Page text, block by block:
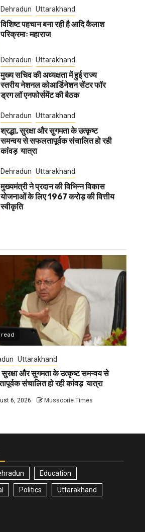
Dehradun Uttarakhand
विशिष्ट पहचान बना रही है आदि कैलाश
परिक्रमाः महाराज
Dehradun Uttarakhand
मुख्य सचिव की अध्यक्षता में हुई राज्य
स्तरीय नेशनल कोआर्डिनेशन सेंटर फॉर
ड्रग लॉ एनफोर्समेंट की बैठक
Dehradun Uttarakhand
श्रद्धा, सुरक्षा और सुगमता के उत्कृष्ट
समन्वय से सफलतापूर्वक संचालित हो रही
कांवड़ यात्रा
Dehradun Uttarakhand
मुख्यमंत्री ने प्रदान की विभिन्न विकास
योजनाओं के लिए 1967 करोड़ की वित्तीय
स्वीकृति
read
Uttarakhand
सुरक्षा और सुगमता के उत्कृष्ट समन्वय से
संचालित हो रही कांवड़ यात्रा
6, 2026 Mussoorie Times
Education
Politics Uttarakhand